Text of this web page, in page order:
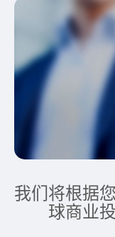
我们将根据
球商业